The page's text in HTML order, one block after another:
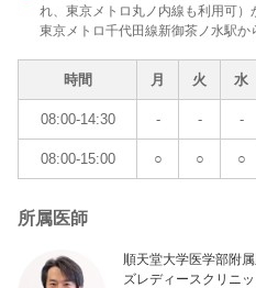
れ、東京メトロ丸ノ内線も利用可）
東京メトロ千代田線新御茶ノ水駅か
時間 月 火 水
08:00-14:30 - - -
08:00-15:00 ○ ○ ○
所属医師
順天堂大学医学部附
ズレディースクリニ